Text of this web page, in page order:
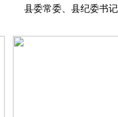
县委常委、县纪委书